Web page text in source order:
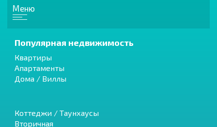
Меню
Популярная недвижимость
Квартиры
Апартаменты
Дома / Виллы
Коттеджи / Таунхаусы
Вторичная